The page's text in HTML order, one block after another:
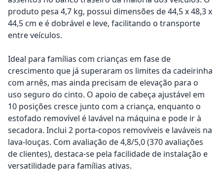
produto pesa 4,7 kg, possui dimensões de 44,5 x 48,3 x
44,5 cm e é dobrável e leve, facilitando o transporte
entre veículos.
Ideal para famílias com crianças em fase de
crescimento que já superaram os limites da cadeirinha
com arnês, mas ainda precisam de elevação para o
uso seguro do cinto. O apoio de cabeça ajustável em
10 posições cresce junto com a criança, enquanto o
estofado removível é lavável na máquina e pode ir à
secadora. Inclui 2 porta-copos removíveis e laváveis na
lava-louças. Com avaliação de 4,8/5,0 (370 avaliações
de clientes), destaca-se pela facilidade de instalação e
versatilidade para famílias ativas.